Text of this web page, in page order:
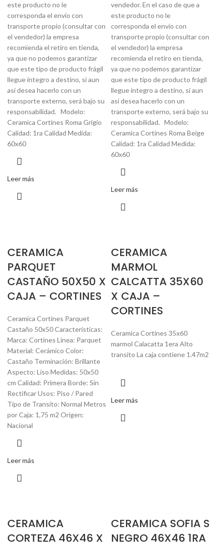
este producto no le
corresponda el envío con
transporte propio (consultar con
el vendedor) la empresa
recomienda el retiro en tienda,
ya que no podemos garantizar
que este tipo de producto frágil
llegue íntegro a destino, si aun
así desea hacerlo con un
transporte externo, será bajo su
responsabilidad. Modelo:
Ceramica Cortines Roma Grigio
Calidad: 1ra Calidad Medida:
60x60
Leer más
vendedor. En el caso de que a
este producto no le
corresponda el envío con
transporte propio (consultar con
el vendedor) la empresa
recomienda el retiro en tienda,
ya que no podemos garantizar
que este tipo de producto frágil
llegue íntegro a destino, si aun
así desea hacerlo con un
transporte externo, será bajo su
responsabilidad. Modelo:
Ceramica Cortines Roma Beige
Calidad: 1ra Calidad Medida:
60x60
Leer más
CERAMICA
PARQUET
CASTAÑO 50X50 X
CAJA – CORTINES
Ceramica Cortines Parquet
Castaño 50x50 Características:
Marca: Cortines Linea: Parquet
Material: Cerámico Color:
Castaño Terminación: Brillante
Aspecto: Liso Medidas: 50x50
cm Calidad: Primera Borde: Sin
Rectificar Usos: Piso / Pared
Tipo de Transito: Normal Metros
por Caja: 1,75 m2 Origen:
Nacional
Leer más
CERAMICA
MARMOL
CALCATTA 35X60
X CAJA –
CORTINES
Ceramica Cortines 35x60
marmol Calacatta 1era Alto
transito La caja contiene 1.47m2
Leer más
CERAMICA
CORTEZA 46X46 X
CERAMICA SOFIA S
NEGRO 46X46 1RA